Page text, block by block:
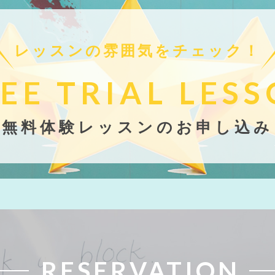
レッスンの雰囲気をチェック！
TRIAL
無料体験レッスンのお申し込み